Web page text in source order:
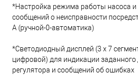
*Настройка режима работы насоса и
сообщений о неисправности
A (ручной-0-автоматика)
*Светодиодный дисплей (3 х 7
цифровой) для индикации
регулятора и сообщений об ошибках